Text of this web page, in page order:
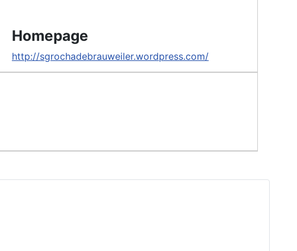
Homepage
http://sgrochadebrauweiler.wordpress.com/